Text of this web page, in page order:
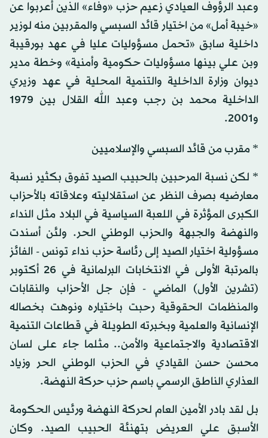
وعبد الرؤوف العيادي زعيم حزب «وفاء» الذين أعربوا عن
«خيبة أمل» من اختيار قائد السبسي والمقربين منه لوزير
داخلية سابق «تحمل مسؤوليات عليا في عهد بورقيبة
وبن علي بينها مسؤوليات حكومية وأمنية» وخطة مدير
ديوان وزارة الداخلية والتنمية المحلية في عهد وزيري
الداخلية محمد بن رجب وعبد الله القلال بين 1979
و2001.
* مقرب من قائد السبسي والإسلاميين
* لكن نسبة المرحبين بالحبيب الصيد تفوق بكثير نسبة
معارضيه بصرف النظر عن استقلاليته وعلاقاته بالأحزاب
الكبرى المؤثرة في اللعبة السياسية في البلاد مثل النداء
والنهضة والجبهة والحزب الوطني الحر. ولئن أسندت
مسؤولية اختيار الصيد إلى رئاسة حزب نداء تونس - الفائز
بالمرتبة الأولى في الانتخابات البرلمانية في 26 أكتوبر
(تشرين الأول) الماضي - فإن جل الأحزاب والنقابات
والمنظمات الحقوقية رحبت باختياره ونوهت بخصاله
الإنسانية والعلمية وبخبرته الطويلة في قطاعات التنمية
الاقتصادية والاجتماعية والأمن.. مثلما جاء على لسان
محسن حسن القيادي في الحزب الوطني الحر وزياد
العذاري الناطق الرسمي باسم حزب حركة النهضة.
بل لقد بادر الأمين العام لحركة النهضة ورئيس الحكومة
الأسبق علي العريض بتهنئة الحبيب الصيد. وكان